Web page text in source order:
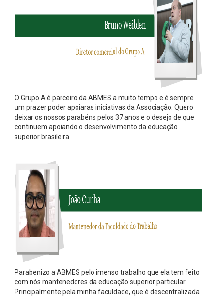
O Grupo A é parceiro da ABMES a muito tempo e é sempre
um prazer poder apoiaras iniciativas da Associação. Quero
deixar os nossos parabéns pelos 37 anos e o desejo de que
continuem apoiando o desenvolvimento da educação
superior brasileira.
Parabenizo a ABMES pelo imenso trabalho que ela tem feito
com nós mantenedores da educação superior particular.
Principalmente pela minha faculdade, que é descentralizada